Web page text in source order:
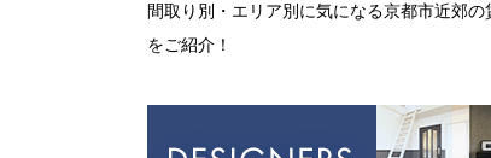
間取り別・エリア別に気になる京都市近郊の
をご紹介！